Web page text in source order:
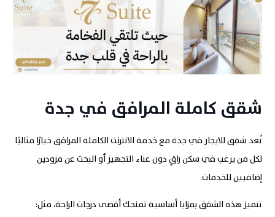
شقق كاملة المرافق في جدة
تُعد شقق للايجار في جدة مع خدمة الانترنت الكاملة المرافق خيارًا مثاليًا
لكل من يرغب في سكن راقٍ دون عناء التجهيز أو البحث عن مزودين
إضافيين للخدمات.
تتميز هذه الشقق بمزايا أساسية تمنحك أقصى درجات الراحة، مثل: